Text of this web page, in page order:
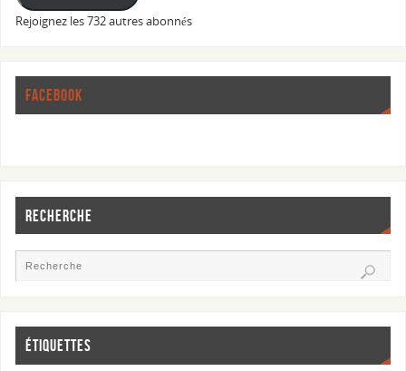
Rejoignez les 732 autres abonnés
FACEBOOK
RECHERCHE
ÉTIQUETTES